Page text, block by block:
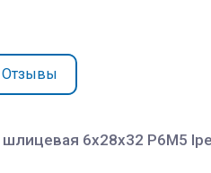
Отзывы
6х28х32 Р6М5